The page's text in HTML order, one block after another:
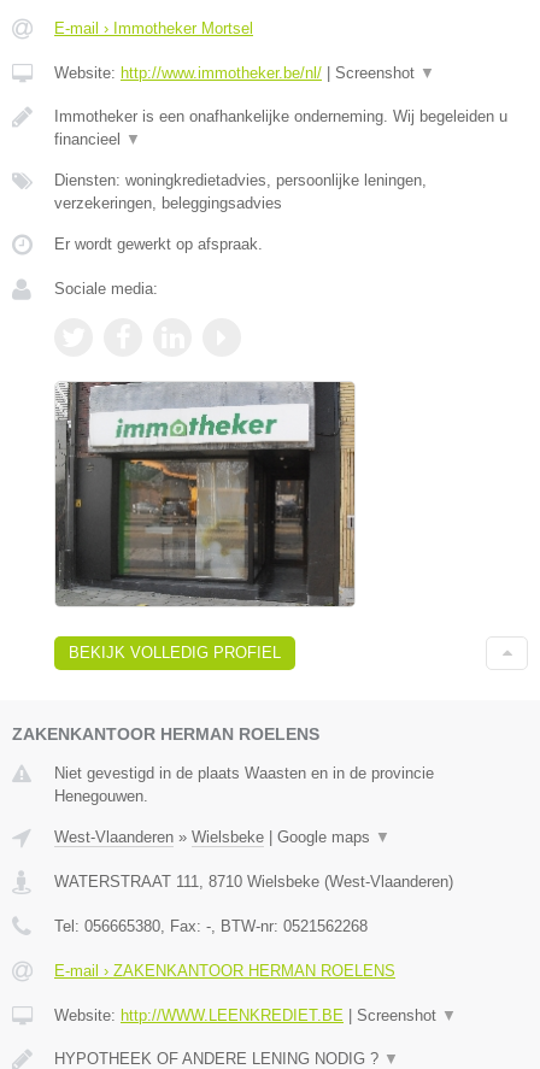
E-mail › Immotheker Mortsel
Website: http://www.immotheker.be/nl/ Screenshot ▼
Immotheker is een onafhankelijke onderneming. Wij begeleiden u
financieel
▼
Diensten: woningkredietadvies, persoonlijke leningen,
verzekeringen, beleggingsadvies
Er wordt gewerkt op afspraak.
Sociale media:
BEKIJK VOLLEDIG PROFIEL
ZAKENKANTOOR HERMAN ROELENS
Niet gevestigd in de plaats Waasten en in de provincie
Henegouwen.
West-Vlaanderen » Wielsbeke Google maps ▼
WATERSTRAAT 111 8710 Wielsbeke (West-Vlaanderen)
Tel: 056665380 , Fax: - , BTW-nr: 0521562268
E-mail › ZAKENKANTOOR HERMAN ROELENS
Website: http://WWW.LEENKREDIET.BE Screenshot ▼
HYPOTHEEK OF ANDERE LENING NODIG ? ▼